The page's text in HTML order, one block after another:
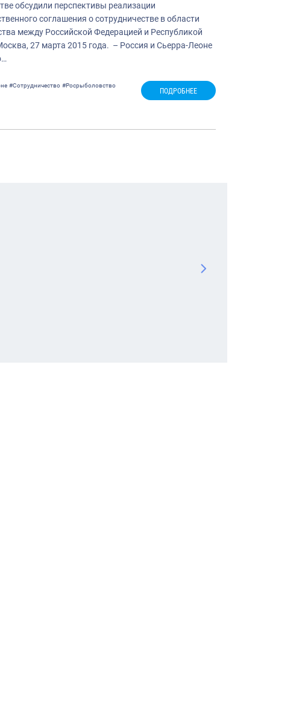
обсудили перспективы реализации
соглашения о сотрудничестве в области
между Российской Федерацией и Республикой
27 марта 2015 года. – Россия и Сьерра-Леоне
#Сотрудничество #Росрыболовство
ПОДРОБНЕЕ